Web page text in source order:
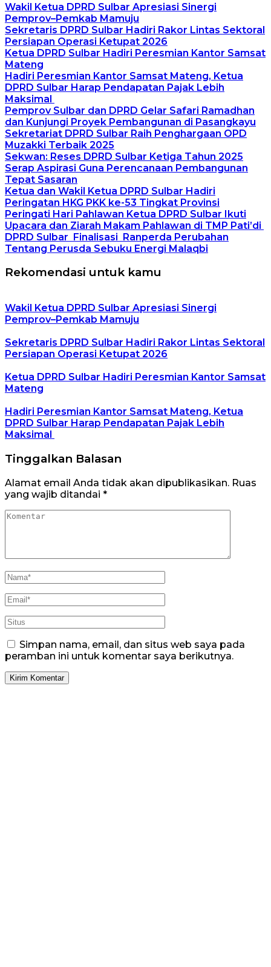
Wakil Ketua DPRD Sulbar Apresiasi Sinergi
Pemprov–Pemkab Mamuju
Sekretaris DPRD Sulbar Hadiri Rakor Lintas Sektoral
Persiapan Operasi Ketupat 2026
Ketua DPRD Sulbar Hadiri Peresmian Kantor Samsat
Mateng
Hadiri Peresmian Kantor Samsat Mateng, Ketua
DPRD Sulbar Harap Pendapatan Pajak Lebih
Maksimal
Pemprov Sulbar dan DPRD Gelar Safari Ramadhan
dan Kunjungi Proyek Pembangunan di Pasangkayu
Sekretariat DPRD Sulbar Raih Penghargaan OPD
Muzakki Terbaik 2025
Sekwan: Reses DPRD Sulbar Ketiga Tahun 2025
Serap Aspirasi Guna Perencanaan Pembangunan
Tepat Sasaran
Ketua dan Wakil Ketua DPRD Sulbar Hadiri
Peringatan HKG PKK ke-53 Tingkat Provinsi
Peringati Hari Pahlawan Ketua DPRD Sulbar Ikuti
Upacara dan Ziarah Makam Pahlawan di TMP Pati’di
DPRD Sulbar Finalisasi Ranperda Perubahan
Tentang Perusda Sebuku Energi Malaqbi
Rekomendasi untuk kamu
Wakil Ketua DPRD Sulbar Apresiasi Sinergi
Pemprov–Pemkab Mamuju
Sekretaris DPRD Sulbar Hadiri Rakor Lintas Sektoral
Persiapan Operasi Ketupat 2026
Ketua DPRD Sulbar Hadiri Peresmian Kantor Samsat
Mateng
Hadiri Peresmian Kantor Samsat Mateng, Ketua
DPRD Sulbar Harap Pendapatan Pajak Lebih
Maksimal
Tinggalkan Balasan
Alamat email Anda tidak akan dipublikasikan. Ruas
yang wajib ditandai *
Simpan nama, email, dan situs web saya pada
peramban ini untuk komentar saya berikutnya.